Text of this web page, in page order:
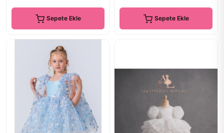
Sepete Ekle Sepete Ekle